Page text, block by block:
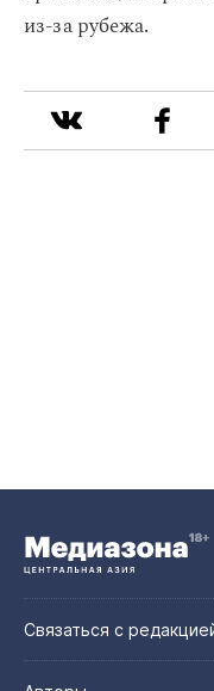
из-за рубежа.
Связаться с